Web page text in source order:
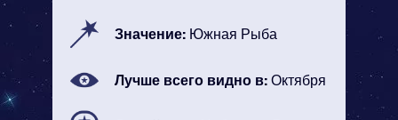
Значение: Южная Рыба
Лучше всего видно в: Октября